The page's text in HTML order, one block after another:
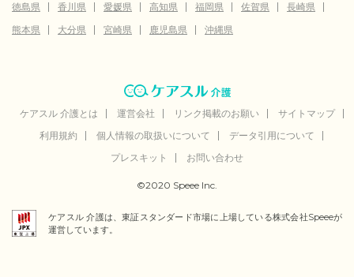
徳島県
香川県 愛媛県 高知県 福岡県 佐賀県
長崎県
熊本県
大分県 宮崎県 鹿児島県 沖縄県
ケアスル 介護とは 運営会社 リンク掲載のお願い
サイトマップ
利用規約
個人情報の取扱いについて
データ引用について
プレスキット
お問い合わせ
©2020 Speee Inc.
ケアスル 介護は、東証スタンダード市場に上場している株式会社Speeeが
運営しています。